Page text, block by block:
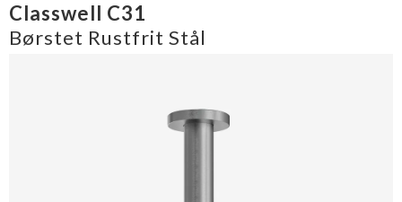
Classwell C31
Børstet Rustfrit Stål